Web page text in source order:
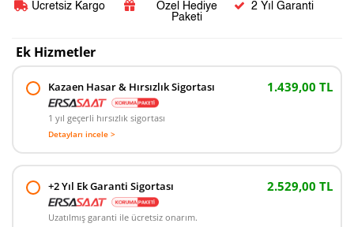
Ücretsiz Kargo
Özel Hediye
Paketi
2 Yıl Garanti
Ek Hizmetler
Kazaen Hasar & Hırsızlık Sigortası 1.439,00 TL
1 yıl geçerli hırsızlık sigortası
Detayları incele >
+2 Yıl Ek Garanti Sigortası 2.529,00 TL
Uzatılmış garanti ile ücretsiz onarım.